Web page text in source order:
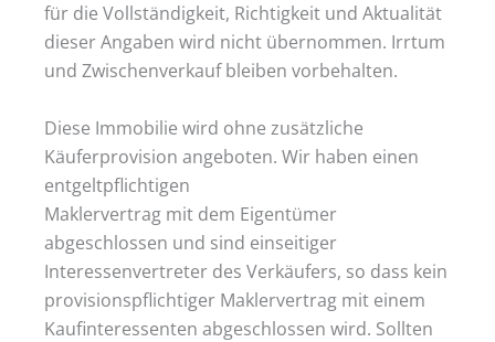
für die Vollständigkeit, Richtigkeit und Aktualität
dieser Angaben wird nicht übernommen. Irrtum
und Zwischenverkauf bleiben vorbehalten.
Diese Immobilie wird ohne zusätzliche
Käuferprovision angeboten. Wir haben einen
entgeltpflichtigen
Maklervertrag mit dem Eigentümer
abgeschlossen und sind einseitiger
Interessenvertreter des Verkäufers, so dass kein
provisionspflichtiger Maklervertrag mit einem
Kaufinteressenten abgeschlossen wird. Sollten